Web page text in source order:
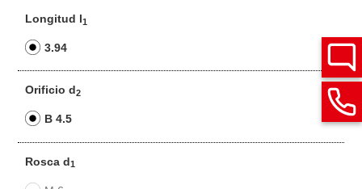
Longitud l1
3.94
Orificio d2
B 4.5
Rosca d1